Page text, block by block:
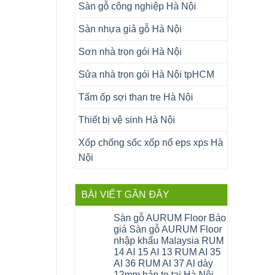
Sàn gỗ công nghiệp Hà Nội
Sàn nhựa giả gỗ Hà Nội
Sơn nhà trọn gói Hà Nội
Sửa nhà trọn gói Hà Nội tpHCM
Tấm ốp sợi than tre Hà Nội
Thiết bị vệ sinh Hà Nội
Xốp chống sốc xốp nổ eps xps Hà
Nội
BÀI VIẾT GẦN ĐÂY
Sàn gỗ AURUM Floor Báo
giá Sàn gỗ AURUM Floor
nhập khẩu Malaysia RUM
14 AI 15 AI 13 RUM AI 35
AI 36 RUM AI 37 AI dày